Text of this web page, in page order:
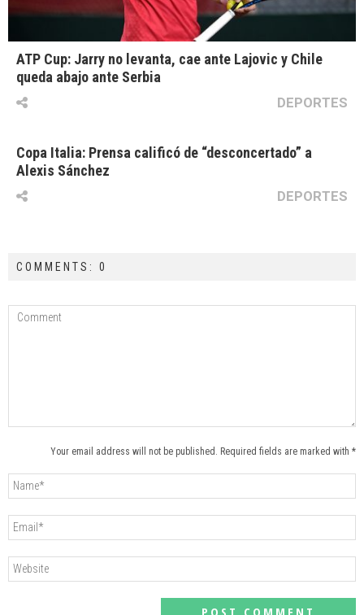
ATP Cup: Jarry no levanta, cae ante Lajovic y Chile
queda abajo ante Serbia
DEPORTES
Copa Italia: Prensa calificó de “desconcertado” a
Alexis Sánchez
DEPORTES
COMMENTS: 0
Your email address will not be published. Required fields are marked with *